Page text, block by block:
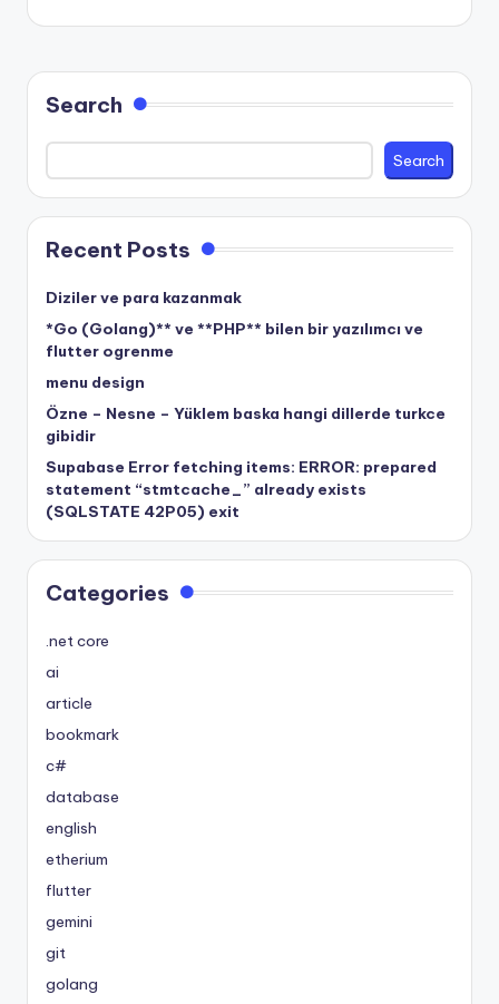
Search
Search
Recent Posts
Diziler ve para kazanmak
*Go (Golang)** ve **PHP** bilen bir yazılımcı ve
flutter ogrenme
menu design
Özne – Nesne – Yüklem baska hangi dillerde turkce
gibidir
Supabase Error fetching items: ERROR: prepared
statement “stmtcache_” already exists
(SQLSTATE 42P05) exit
Categories
.net core
ai
article
bookmark
c#
database
english
etherium
flutter
gemini
git
golang